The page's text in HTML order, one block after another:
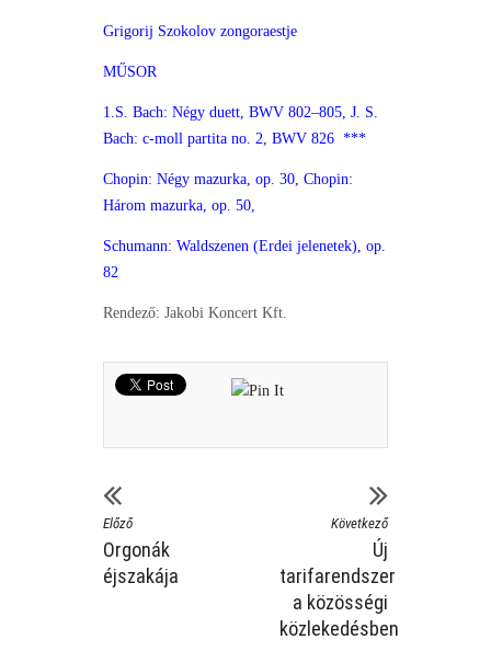
Grigorij Szokolov zongoraestje
MŰSOR
1.S. Bach: Négy duett, BWV 802–805, J. S.
Bach: c-moll partita no. 2, BWV 826 ***
Chopin: Négy mazurka, op. 30, Chopin:
Három mazurka, op. 50,
Schumann: Waldszenen (Erdei jelenetek), op.
82
Rendező: Jakobi Koncert Kft.
Előző
Orgonák
éjszakája
Következő
Új
tarifarendszer
a közösségi
közlekedésben